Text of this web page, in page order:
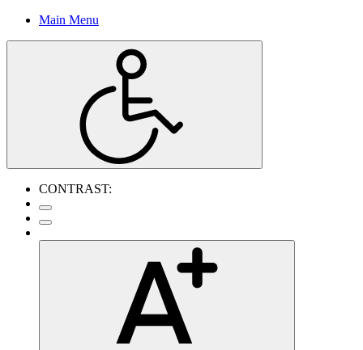
Main Menu
CONTRAST: